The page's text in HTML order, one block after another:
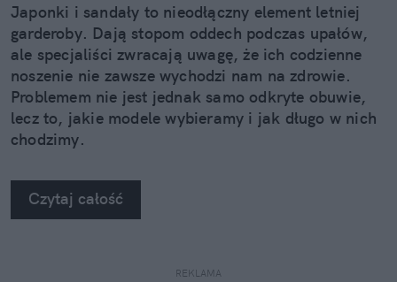
Japonki i sandały to nieodłączny element letniej
garderoby. Dają stopom oddech podczas upałów,
ale specjaliści zwracają uwagę, że ich codzienne
noszenie nie zawsze wychodzi nam na zdrowie.
Problemem nie jest jednak samo odkryte obuwie,
lecz to, jakie modele wybieramy i jak długo w nich
chodzimy.
Czytaj całość
REKLAMA